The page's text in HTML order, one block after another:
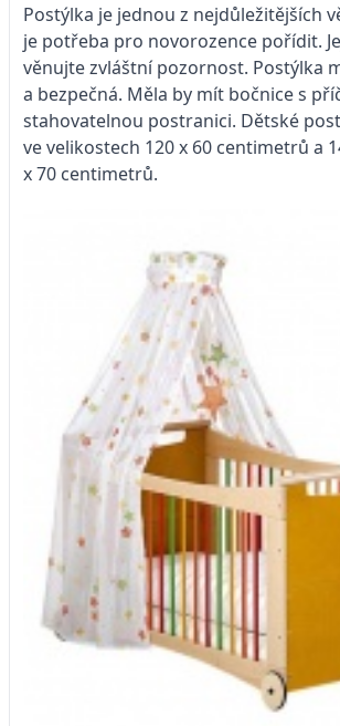
Postýlka je jednou z nejdůležitějších
je potřeba pro novorozence pořídit.
věnujte zvláštní pozornost. Postýlka
a bezpečná. Měla by mít bočnice s
stahovatelnou postranici. Dětské
ve velikostech 120 x 60 centimetrů a
x 70 centimetrů.